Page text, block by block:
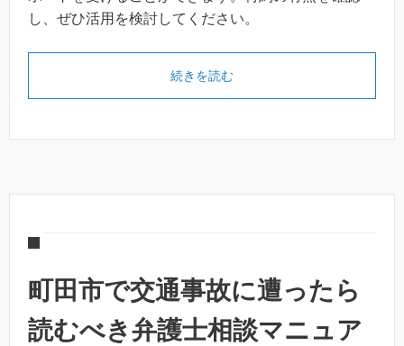
し、ぜひ活用を検討してください。
続きを読む
町田市で交通事故に遭ったら
読むべき弁護士相談マニュア